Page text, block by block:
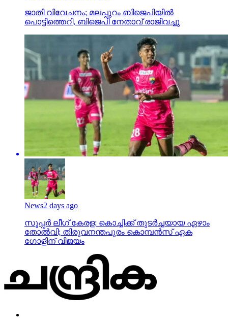
ജാതി വിവേചനം; മലപ്പുറം ബിജെപിയില്‍
പൊട്ടിത്തെറി, ബിജെപി നേതാവ് രാജിവച്ചു
News2 days ago
സൂപ്പര്‍ ലീഗ് കേരള: കൊച്ചിക്ക് തുടര്‍ച്ചയായ ഏഴാം
തോല്‍വി; തിരുവനന്തപുരം കൊമ്പന്‍സ് ഏക
ഗോളിന് വിജയം